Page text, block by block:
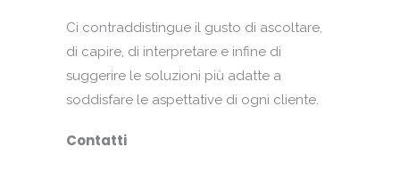
Ci contraddistingue il gusto di ascoltare,
di capire, di interpretare e infine di
suggerire le soluzioni più adatte a
soddisfare le aspettative di ogni cliente.
Contatti